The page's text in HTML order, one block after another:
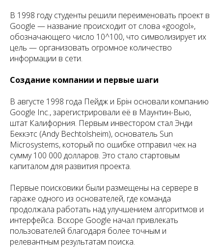
В 1998 году студенты решили переименовать проект в
Google — название происходит от слова «googol»,
обозначающего число 10^100, что символизирует их
цель — организовать огромное количество
информации в сети.
Создание компании и первые шаги
В августе 1998 года Пейдж и Брін основали компанию
Google Inc., зарегистрировали её в Маунтин-Вью,
штат Калифорния. Первым инвестором стал Энди
Беккэтс (Andy Bechtolsheim), основатель Sun
Microsystems, который по ошибке отправил чек на
сумму 100 000 долларов. Это стало стартовым
капиталом для развития проекта.
Первые поисковики были размещены на сервере в
гараже одного из основателей, где команда
продолжала работать над улучшением алгоритмов и
интерфейса. Вскоре Google начал привлекать
пользователей благодаря более точным и
релевантным результатам поиска.